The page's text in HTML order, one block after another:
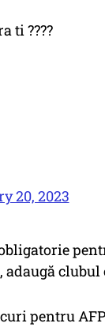
ti ????
20, 2023
clubul
pentru